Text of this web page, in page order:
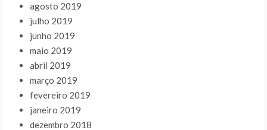
agosto 2019
julho 2019
junho 2019
maio 2019
abril 2019
março 2019
fevereiro 2019
janeiro 2019
dezembro 2018